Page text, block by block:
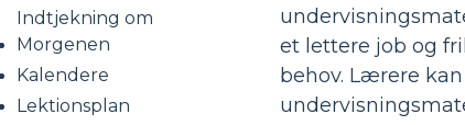
Indtjekning om
Morgenen
Kalendere
Lektionsplan
et lettere job og
behov. Lærere